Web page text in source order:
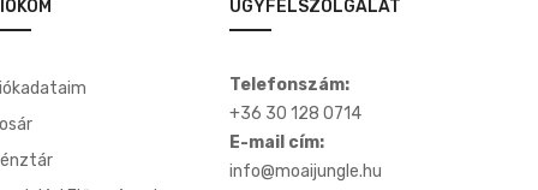
ÜGYFÉLSZOLGÁLAT
Telefonszám:
+36 30 128 0714
E-mail cím:
info@moaijungle.hu